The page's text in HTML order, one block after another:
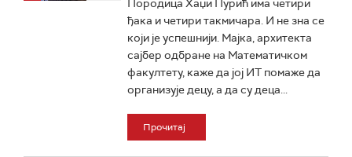
Породица Хаџи Пурић има четири
ђака и четири такмичара. И не зна се
који је успешнији. Мајка, архитекта
сајбер одбране на Математичком
факултету, каже да јој ИТ помаже да
организује децу, а да су деца...
Прочитај